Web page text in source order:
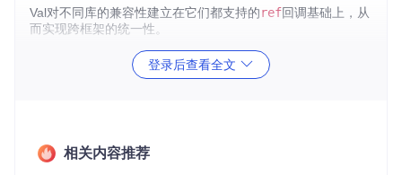
Val对不同库的兼容性建立在它们都支持的ref回调基础上，从
而实现跨框架的统一性。
当你需要在自定义元素和现有框架之间建立桥梁时
登录后查看全文
相关内容推荐